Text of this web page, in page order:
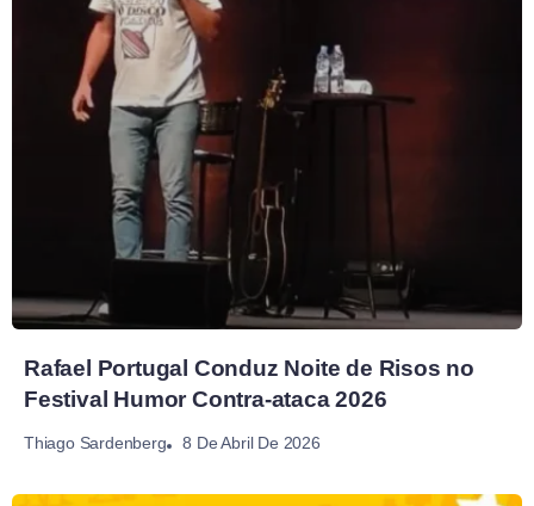
Rafael Portugal Conduz Noite de Risos no
Festival Humor Contra-ataca 2026
Thiago Sardenberg 8 De Abril De 2026